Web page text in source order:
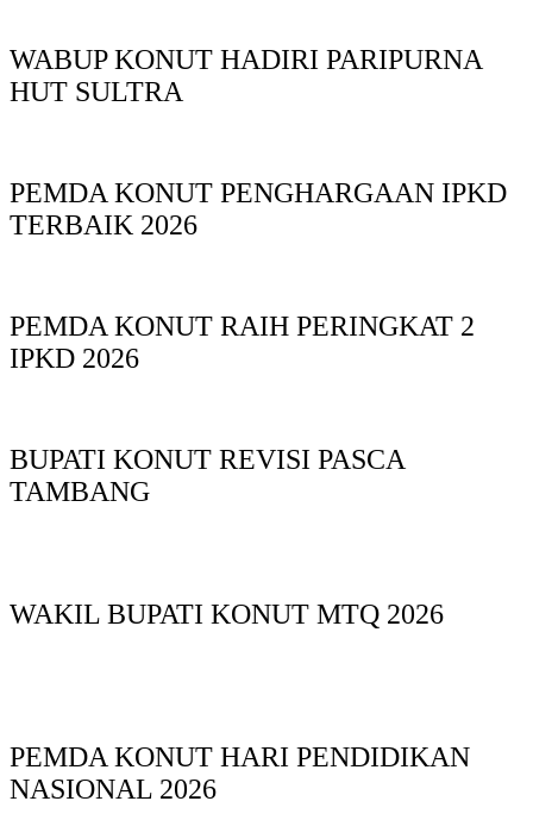
WABUP KONUT HADIRI PARIPURNA
HUT SULTRA
PEMDA KONUT PENGHARGAAN IPKD
TERBAIK 2026
PEMDA KONUT RAIH PERINGKAT 2
IPKD 2026
BUPATI KONUT REVISI PASCA
TAMBANG
WAKIL BUPATI KONUT MTQ 2026
PEMDA KONUT HARI PENDIDIKAN
NASIONAL 2026